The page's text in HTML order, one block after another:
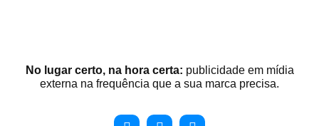
No lugar certo, na hora certa: publicidade em mídia
externa na frequência que a sua marca precisa.